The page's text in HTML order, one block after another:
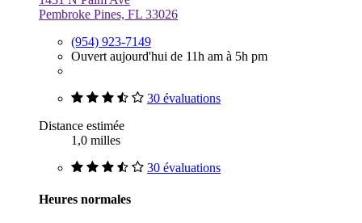
Pembroke Pines, FL 33026
(954) 923-7149
Ouvert aujourd'hui de 11h am à 5h pm
30 évaluations
Distance estimée
1,0 milles
30 évaluations
Heures normales